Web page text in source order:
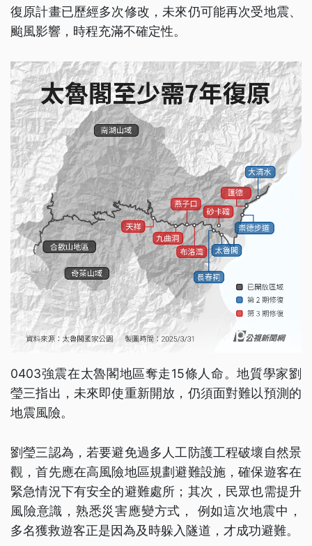
復原計畫已歷經多次修改，未來仍可能再次受地震、
颱風影響，時程充滿不確定性。
0403強震在太魯閣地區奪走15條人命。地質學家劉
瑩三指出，未來即使重新開放，仍須面對難以預測的
地震風險。
劉瑩三認為，若要避免過多人工防護工程破壞自然景
觀，首先應在高風險地區規劃避難設施，確保遊客在
緊急情況下有安全的避難處所；其次，民眾也需提升
風險意識，熟悉災害應變方式， 例如這次地震中，
多名獲救遊客正是因為及時躲入隧道，才成功避難。